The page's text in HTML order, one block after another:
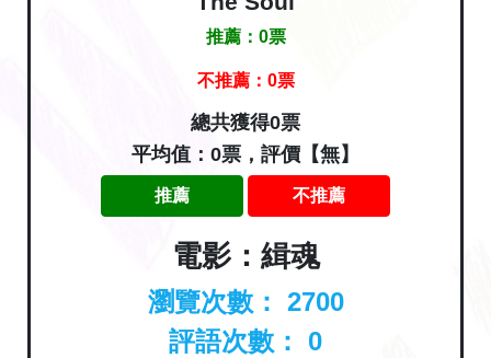
推薦： 0票
不推薦： 0票
總共獲得0票
平均值：0票，評價【無】
推薦 不推薦
電影：緝魂
瀏覽次數： 2700
評語次數： 0